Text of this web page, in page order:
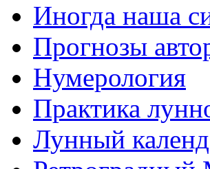
Иногда наша
Прогнозы
Нумерология
Практика
Лунный